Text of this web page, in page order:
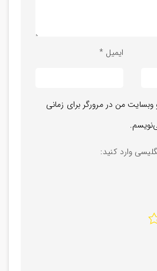
ایمیل *
وبسایت من در مرورگر برای زمانی
وارد کنید: